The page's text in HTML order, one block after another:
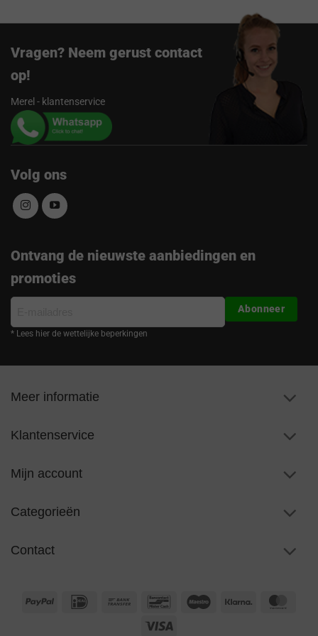
Vragen? Neem gerust contact
op!
Merel - klantenservice
Volg ons
Ontvang de nieuwste aanbiedingen en
promoties
mailadres
* Lees hier de wettelijke beperkingen
Abonneer
Meer informatie
Klantenservice
Mijn account
Categorieën
Contact
PayPal IDeal
Bank
BancontactMaestro Klarna